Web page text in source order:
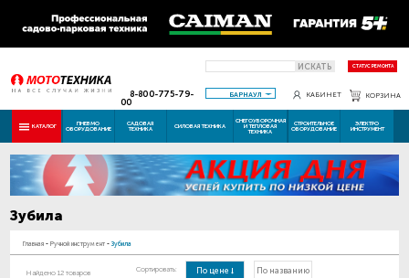
ИСКАТЬ СТАТУС РЕМОНТА
8-800-775-79-
00
БАРНАУЛ КАБИНЕТ КОРЗИНА
КАТАЛОГ ПНЕВМО
ОБОРУДОВАНИЕ
САДОВАЯ
ТЕХНИКА СИЛОВАЯ ТЕХНИКА
СНЕГОУБОРОЧНАЯ
И ТЕПЛОВАЯ
ТЕХНИКА
СТРОИТЕЛЬНОЕ
ОБОРУДОВАНИЕ
ЭЛЕКТРО
ИНСТРУМЕНТ
Зубила
Главная - Ручной инструмент - Зубила
Найдено 12 товаров Сортировать: По цене По названию